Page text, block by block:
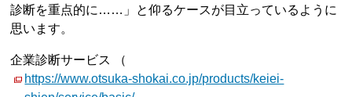
診断を重点的に……」と仰るケースが目立っているように
思います。
企業診断サービス （
https://www.otsuka-shokai.co.jp/products/keiei-